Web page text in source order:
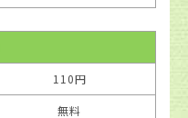
110円
無料